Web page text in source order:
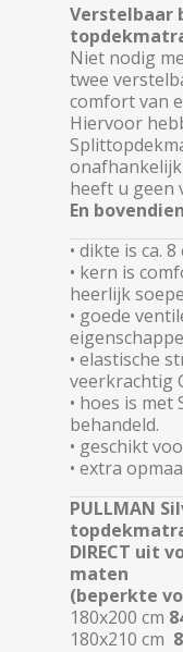
Verstelbaar
Niet nodig
twee
comfort van
Hiervoor
heeft u geen
En
• dikte is ca. 8
• kern is
heerlijk
• goede
• elastische
veerkrachtig
• hoes is
behandeld.
• geschikt
• extra
PULLMAN
DIRECT uit
maten
(beperkte
180x200 cm
180x210 cm